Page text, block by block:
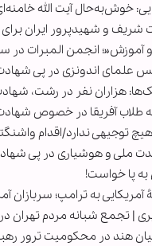
خوش‌به‌حال آیت الله
شریف و شهیدپرور ایران
آموزش«؛ انجمن المبرات
علمای اندونزی در پی
هزاران نفر در رشت،
طلاب آفریقا در خصوص
توجیهی ندارد/اقدام
ملی و هوشیاری در پی
به پا خواست!
آمریکایی به ترامپ؛ سربازان
| تجمع شبانه مردم تهران
هند در محکومیت ترور